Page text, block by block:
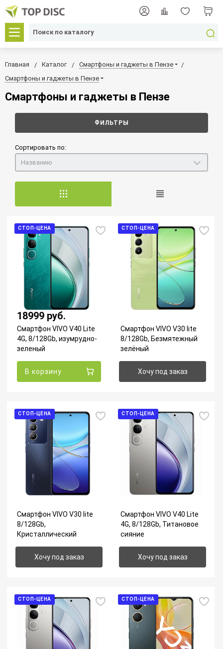
Главная Каталог
Смартфоны и гаджеты в Пензе
Смартфоны и гаджеты в Пензе
Смартфоны и гаджеты в Пензе
ФИЛЬТРЫ
Сортировать по:
Названию
СТОП-ЦЕНА
18999 руб.
Смартфон VIVO V40 Lite
4G, 8/128Gb, изумрудно-
зеленый
В корзину
СТОП-ЦЕНА
Смартфон VIVO V30 lite
8/128Gb, Безмятежный
зелёный
Хочу под заказ
СТОП-ЦЕНА
Смартфон VIVO V30 lite
8/128Gb,
Кристаллический
Хочу под заказ
СТОП-ЦЕНА
Смартфон VIVO V40 Lite
4G, 8/128Gb, Титановое
сияние
Хочу под заказ
СТОП-ЦЕНА СТОП-ЦЕНА